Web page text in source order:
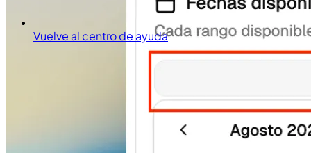
Vuelve al centro de ayuda